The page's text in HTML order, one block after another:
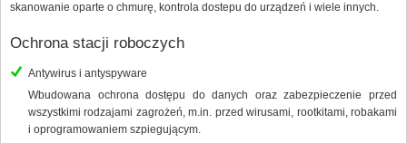
skanowanie oparte o chmurę, kontrola dostepu do urządzeń i wiele innych.
Ochrona stacji roboczych
Antywirus i antyspyware
Wbudowana ochrona dostępu do danych oraz zabezpieczenie przed
wszystkimi rodzajami zagrożeń, m.in. przed wirusami, rootkitami, robakami
i oprogramowaniem szpiegującym.